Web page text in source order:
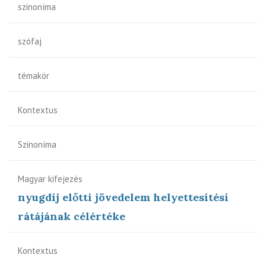
szinoníma
szófaj
témakör
Kontextus
Szinoníma
Magyar kifejezés
nyugdíj előtti jövedelem helyettesítési
rátájának célértéke
Kontextus